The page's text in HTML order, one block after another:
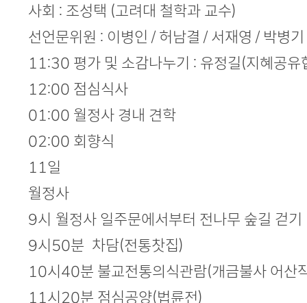
사회 : 조성택 (고려대 철학과 교수)
선언문위원 : 이병인 / 허남결 / 서재영 / 박병
11:30 평가 및 소감나누기 : 유정길(지혜공유
12:00 점심식사
01:00 월정사 경내 견학
02:00 회향식
11일
월정사
9시 월정사 일주문에서부터 전나무 숲길 걷기
9시50분 차담(전통찻집)
10시40분 불교전통의식관람(개금불사 어산
11시20분 점심공양(법륜전)